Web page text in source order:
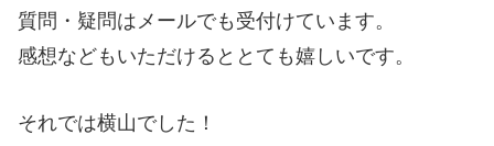
質問・疑問はメールでも受付けています。
感想などもいただけるととても嬉しいです。
それでは横山でした！